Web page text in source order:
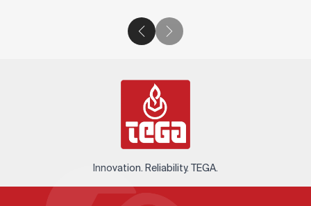
Innovation. Reliability. TEGA.